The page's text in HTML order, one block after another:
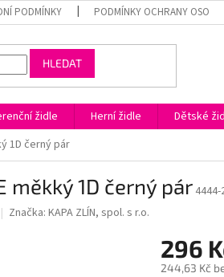
PODMÍNKY PODMÍNKY OCHRANY
HLEDAT
židle Herní židle Dětské
1D černý pár
měkký 1D černý pár4444-
Značka: KAPA ZLÍN, spol. s r.o.
296
244,63 Kč